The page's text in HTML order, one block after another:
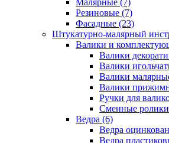
Малярные (7)
Резиновые (7)
Фасадные (23)
Штукатурно-малярный
Валики и
Валики
Валики
Валики
Валики
Ручки для
Сменные
Ведра (6)
Ведра
Ведра